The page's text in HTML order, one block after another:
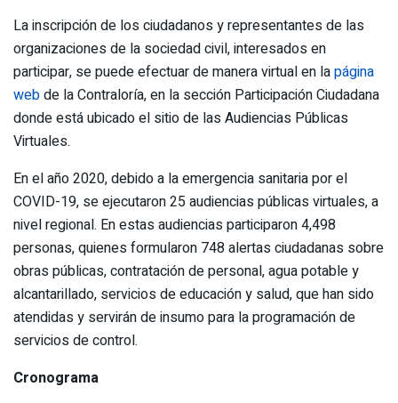
La inscripción de los ciudadanos y representantes de las
organizaciones de la sociedad civil, interesados en
participar, se puede efectuar de manera virtual en lapágina
webde la Contraloría, en la sección Participación Ciudadana
donde está ubicado el sitio de las Audiencias Públicas
Virtuales.
En el año 2020, debido a la emergencia sanitaria por el
COVID-19, se ejecutaron 25 audiencias públicas virtuales, a
nivel regional. En estas audiencias participaron 4,498
personas, quienes formularon 748 alertas ciudadanas sobre
obras públicas, contratación de personal, agua potable y
alcantarillado, servicios de educación y salud, que han sido
atendidas y servirán de insumo para la programación de
servicios de control.
Cronograma